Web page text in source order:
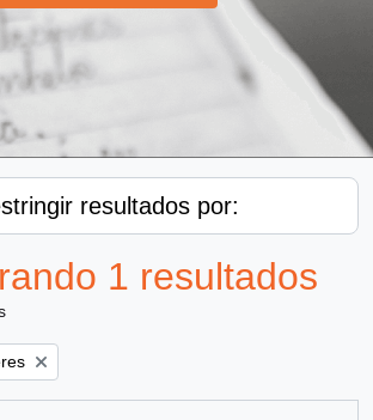
resultados por:
1 resultados
filter: